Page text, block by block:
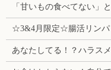
「甘いもの食べてない」
☆3&4月限定☆腸活リンパ
あなたしてる！？ハラス